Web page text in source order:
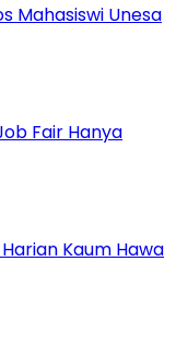
Mahasiswi Unesa
Fair Hanya
Kaum Hawa